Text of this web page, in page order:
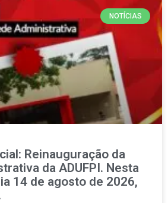
NOTÍCIAS
Reinauguração da
da ADUFPI. Nesta
14 de agosto de 2026,